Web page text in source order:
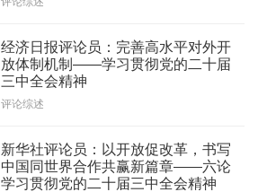
经济日报评论员：完善高水平对外开
放体制机制——学习贯彻党的二十届
三中全会精神
评论综述
新华社评论员：以开放促改革，书写
中国同世界合作共赢新篇章——六论
学习贯彻党的二十届三中全会精神